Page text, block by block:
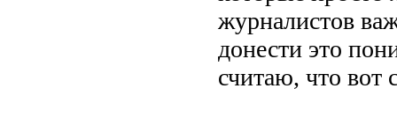
журналистов
донести это
считаю, что вот